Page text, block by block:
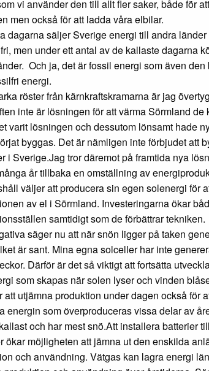
vi använder den till allt fler saker, både för
men också för att ladda våra elbilar.
dagarna säljer Sverige energi till andra
men under ett antal av de kallaste dagarna
Och ja, det är fossil energi som även den
energi.
röster från kärnkraftskramarna är jag
inte är lösningen för att värma Sörmland de
varit lösningen och dessutom lönsamt hade
byggas. Det är nämligen inte förbjudet att
i Sverige.Jag tror däremot på framtida nya
år tillbaka en omställning av
väljer att producera sin egen solenergi för
av el i Sörmland. Investeringarna ökar
samtidigt som de förbättrar tekniken.
säger nu att när snön ligger på taken
är sant. Mina egna solceller har inte
Därför är det så viktigt att fortsätta
som skapas när solen lyser och vinden
att utjämna produktion under dagen också för
energin som överproduceras vissa delar av
och har mest snö.Att installera batterier
ökar möjligheten att jämna ut den enskilda
och användning. Vätgas kan lagra energi